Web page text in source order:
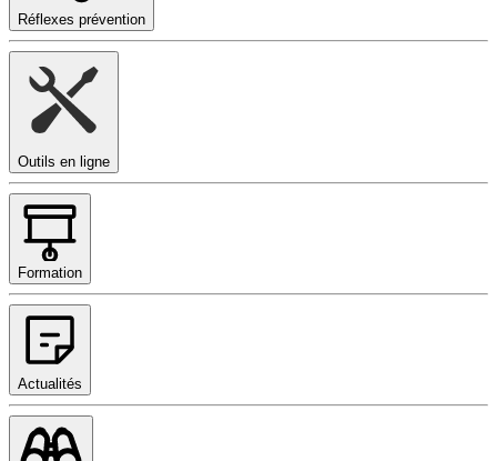
Réflexes prévention
Outils en ligne
Formation
Actualités